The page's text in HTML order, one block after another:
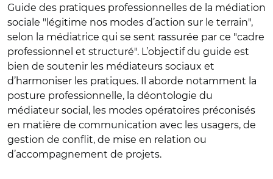
Guide des pratiques professionnelles de la médiation
sociale "légitime nos modes d’action sur le terrain",
selon la médiatrice qui se sent rassurée par ce "cadre
professionnel et structuré". L’objectif du guide est
bien de soutenir les médiateurs sociaux et
d’harmoniser les pratiques. Il aborde notamment la
posture professionnelle, la déontologie du
médiateur social, les modes opératoires préconisés
en matière de communication avec les usagers, de
gestion de conflit, de mise en relation ou
d’accompagnement de projets.